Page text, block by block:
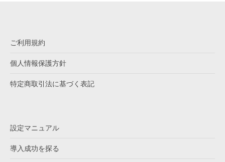
ご利用規約
個人情報保護方針
特定商取引法に基づく表記
設定マニュアル
導入成功を探る